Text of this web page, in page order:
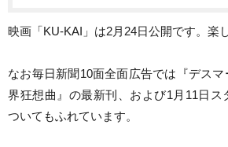
映画「KU-KAI」は2月24日公開です。楽
なお毎日新聞10面全面広告では『デス
界狂想曲』の最新刊、および1月11日ス
ついてもふれています。